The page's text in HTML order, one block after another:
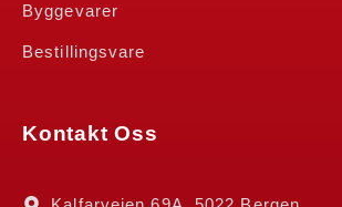
Byggevarer
Bestillingsvare
Kontakt Oss